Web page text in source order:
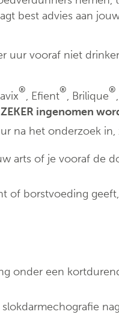
best advies aan
uur vooraf niet
®, Efient®, Brilique®
ingenomen
na het onderzoek in,
arts of je vooraf de
of borstvoeding
onder een